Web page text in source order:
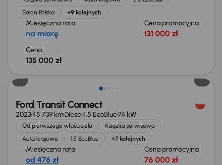
Salon Polska
+9 kolejnych
Miesięczna rata
na miarę
Cena promocyjna
131 000 zł
Cena
135 000 zł
Taniej o 2 000 zł
Ford Transit Connect
202345 739 kmDiesel1.5 EcoBlue74 kW
Od pierwszego właściciela
Książka serwisowa
Auta krajowe
1.5 EcoBlue +7 kolejnych
Miesięczna rata
od 476 zł
Cena promocyjna
76 000 zł